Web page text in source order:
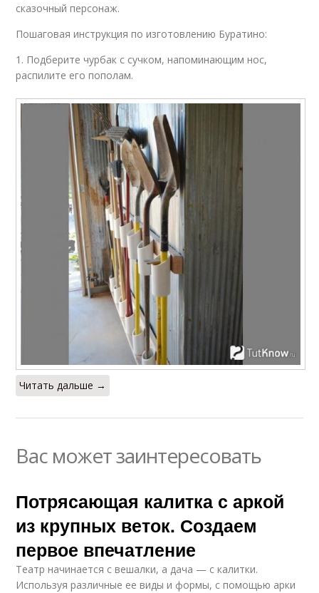
сказочный персонаж.
Пошаговая инструкция по изготовлению Буратино:
1. Подберите чурбак с сучком, напоминающим нос,
распилите его пополам.
Читать дальше →
Вас может заинтересовать
Потрясающая калитка с аркой
из крупных веток. Создаем
первое впечатление
Театр начинается с вешалки, а дача — с калитки.
Используя различные ее виды и формы, с помощью арки